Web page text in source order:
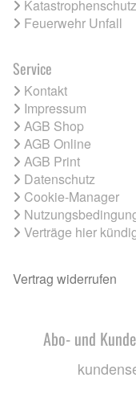
Katastrophenschutz
Feuerwehr Unfall
Service
Kontakt
Impressum
AGB Shop
AGB Online
AGB Print
Datenschutz
Cookie-Manager
Verträge hier
Vertrag widerrufen
Abo- und